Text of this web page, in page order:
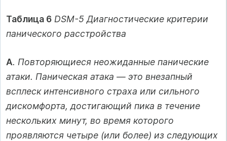
Таблица 6 DSM-5 Диагностические критерии
панического расстройства
A. Повторяющиеся неожиданные панические
атаки. Паническая атака — это внезапный
всплеск интенсивного страха или сильного
дискомфорта, достигающий пика в течение
нескольких минут, во время которого
проявляются четыре (или более) из следующих